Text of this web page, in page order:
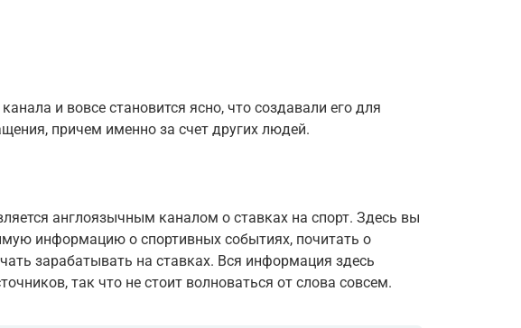
и вовсе становится ясно, что создавали его для
причем именно за счет других людей.
англоязычным каналом о ставках на спорт. Здесь вы
информацию о спортивных событиях, почитать о
зарабатывать на ставках. Вся информация здесь
так что не стоит волноваться от слова совсем.